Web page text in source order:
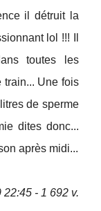
il détruit la
lol !!! Il
toutes les
train... Une fois
de sperme
dites donc...
après midi...
22:45 - 1 692 v.